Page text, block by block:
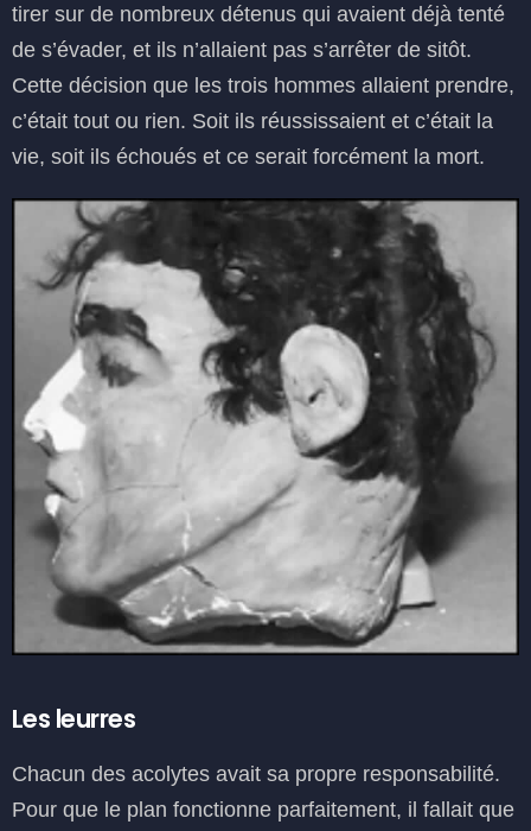
tirer sur de nombreux détenus qui avaient déjà tenté
de s’évader, et ils n’allaient pas s’arrêter de sitôt.
Cette décision que les trois hommes allaient prendre,
c’était tout ou rien. Soit ils réussissaient et c’était la
vie, soit ils échoués et ce serait forcément la mort.
Les leurres
Chacun des acolytes avait sa propre responsabilité.
Pour que le plan fonctionne parfaitement, il fallait que